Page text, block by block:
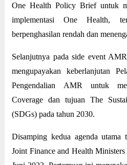
One Health Policy Brief untuk
implementasi One Health,
berpenghasilan rendah dan
Selanjutnya pada side event
mengupayakan keberlanjutan
Pengendalian AMR untuk
Coverage dan tujuan The
(SDGs) pada tahun 2030.
Disamping kedua agenda utama
Joint Finance and Health